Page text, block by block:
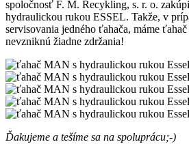
spoločnosť F. M. Recykling, s. r. o.
hydraulickou rukou ESSEL. Takže, v
servisovania jedného ťahača, máme
nevzniknú žiadne zdržania!
Ďakujeme a tešíme sa na spoluprácu;-)